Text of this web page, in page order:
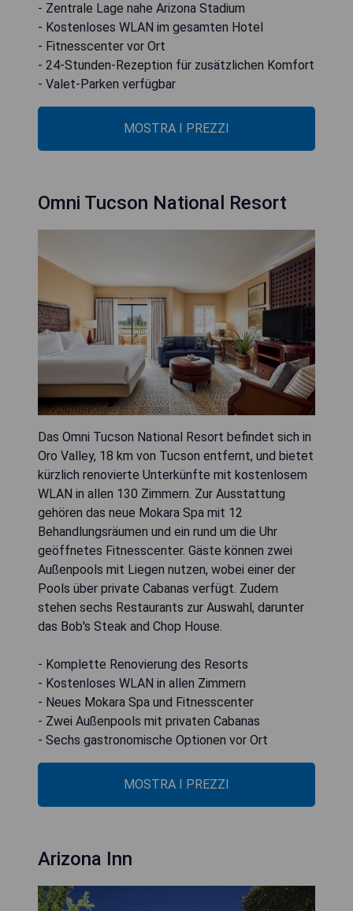
- Zentrale Lage nahe Arizona Stadium
- Kostenloses WLAN im gesamten Hotel
- Fitnesscenter vor Ort
- 24-Stunden-Rezeption für zusätzlichen Komfort
- Valet-Parken verfügbar
MOSTRA I PREZZI
Omni Tucson National Resort
Das Omni Tucson National Resort befindet sich in
Oro Valley, 18 km von Tucson entfernt, und bietet
kürzlich renovierte Unterkünfte mit kostenlosem
WLAN in allen 130 Zimmern. Zur Ausstattung
gehören das neue Mokara Spa mit 12
Behandlungsräumen und ein rund um die Uhr
geöffnetes Fitnesscenter. Gäste können zwei
Außenpools mit Liegen nutzen, wobei einer der
Pools über private Cabanas verfügt. Zudem
stehen sechs Restaurants zur Auswahl, darunter
das Bob's Steak and Chop House.
- Komplette Renovierung des Resorts
- Kostenloses WLAN in allen Zimmern
- Neues Mokara Spa und Fitnesscenter
- Zwei Außenpools mit privaten Cabanas
- Sechs gastronomische Optionen vor Ort
MOSTRA I PREZZI
Arizona Inn